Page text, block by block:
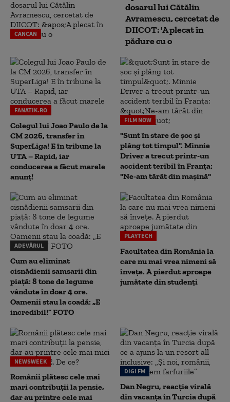
CANCAN
dosarul lui Cătălin
Avramescu, cercetat de
DIICOT: 'A plecat în
pădure cu o
FANATIK.RO
Colegul lui Joao Paulo de la
CM 2026, transfer în
SuperLiga! E în tribune la
UTA – Rapid, iar
conducerea a făcut marele
anunț!
FILM NOW
"Sunt în stare de șoc și
plâng tot timpul". Minnie
Driver a trecut printr-un
accident teribil în Franța:
"Ne-am târât din mașină"
ADEVĂRUL
Cum au eliminat
cisnădienii samsarii din
piață: 8 tone de legume
vândute în doar 4 ore.
Oamenii stau la coadă: „E
incredibil!” FOTO
PLAYTECH
Facultatea din România la
care nu mai vrea nimeni să
înveţe. A pierdut aproape
jumătate din studenţi
NEWSWEEK
Românii plătesc cele mai
mari contribuții la pensie,
dar au printre cele mai
DIGI FM
Dan Negru, reacție virală
din vacanța în Turcia după